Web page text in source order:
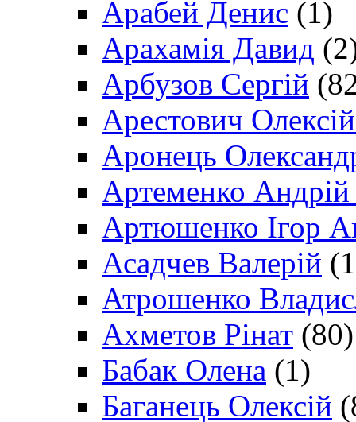
Арабей Денис (1)
Арахамія Давид
Арбузов Сергій
Арестович
Аронець
Артеменко Андрій
Артюшенко Ігор
Асадчев Валерій
Атрошенко
Ахметов Рінат (80)
Бабак Олена (1)
Баганець Олексій